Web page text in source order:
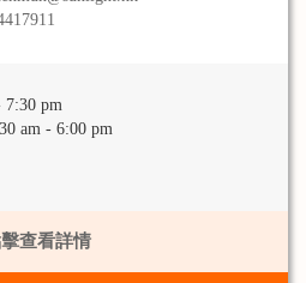
7:30 pm
am - 6:00 pm
查看詳情